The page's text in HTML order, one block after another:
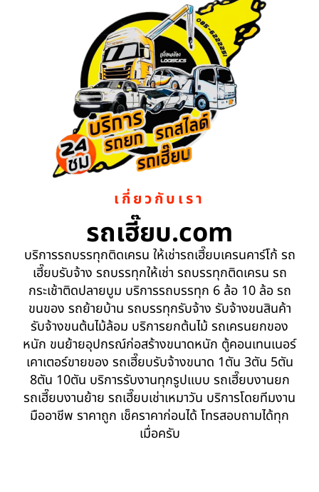
เกี่ยวกับเรา
รถเฮี๊ยบ.com
บริการรถบรรทุกติดเครน ให้เช่ารถเฮี๊ยบเครนคาร์โก้ รถ
เฮี๊ยบรับจ้าง รถบรรทุกให้เช่า รถบรรทุกติดเครน รถ
กระเช้าติดปลายบูม บริการรถบรรทุก 6 ล้อ 10 ล้อ รถ
ขนของ รถย้ายบ้าน รถบรรทุกรับจ้าง รับจ้างขนสินค้า
รับจ้างขนต้นไม้ล้อม บริการยกต้นไม้ รถเครนยกของ
หนัก ขนย้ายอุปกรณ์ก่อสร้างขนาดหนัก ตู้คอนเทนเนอร์
เคาเตอร์ขายของ รถเฮี๊ยบรับจ้างขนาด 1ตัน 3ตัน 5ตัน
8ตัน 10ตัน บริการรับงานทุกรูปแบบ รถเฮี๊ยบงานยก
รถเฮี๊ยบงานย้าย รถเฮี๊ยบเช่าเหมาวัน บริการโดยทีมงาน
มืออาชีพ ราคาถูก เช็คราคาก่อนได้ โทรสอบถามได้ทุก
เมื่อครับ